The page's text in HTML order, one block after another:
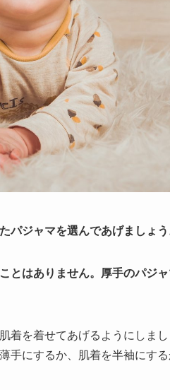
パジャマを選んであげましょう
とはありません。厚手のパジ
着を着せてあげるようにしま
手にするか、肌着を半袖にする